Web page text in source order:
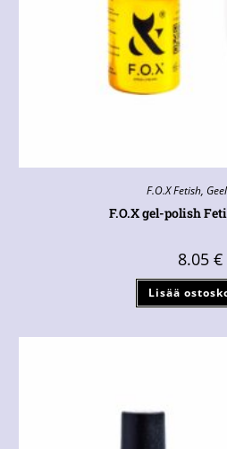
F.O.X Fetish,
F.O.X gel-polish
8.05 €
Lisää